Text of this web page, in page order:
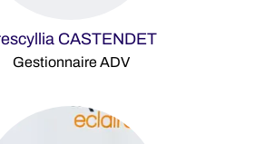
CASTENDET
Gestionnaire ADV